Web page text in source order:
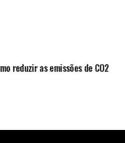
reduzir as emissões de CO2